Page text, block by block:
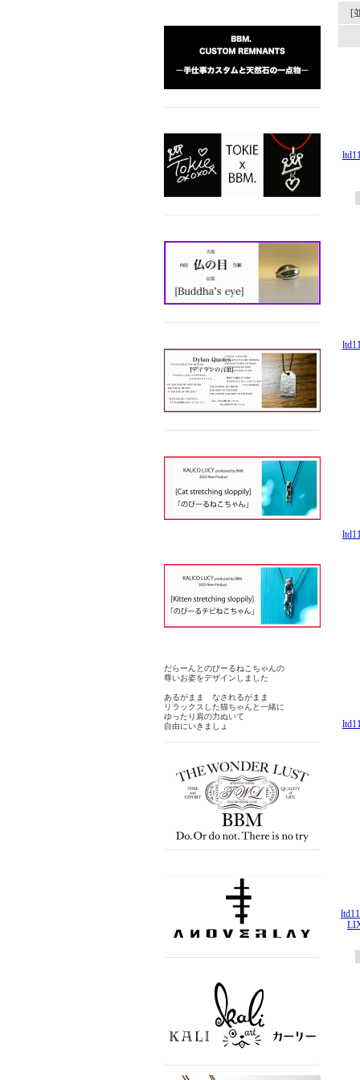
だらーんとのびーるねこちゃんの
尊いお姿をデザインしました
あるがまま なされるがまま
リラックスした猫ちゃんと一緒に
ゆったり肩の力ぬいて
自由にいきましょ
[